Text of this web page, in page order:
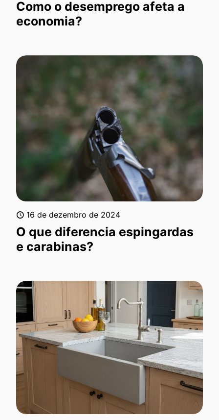
Como o desemprego afeta a
economia?
16 de dezembro de 2024
O que diferencia espingardas
e carabinas?